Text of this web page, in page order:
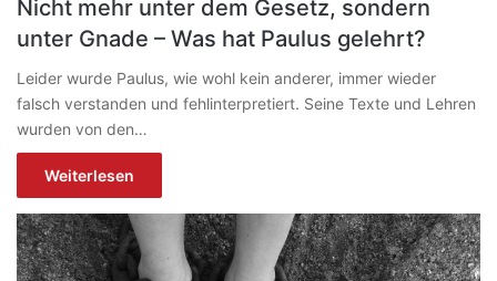
Nicht mehr unter dem Gesetz, sondern
unter Gnade – Was hat Paulus gelehrt?
Leider wurde Paulus, wie wohl kein anderer, immer wieder
falsch verstanden und fehlinterpretiert. Seine Texte und Lehren
wurden von den…
Weiterlesen